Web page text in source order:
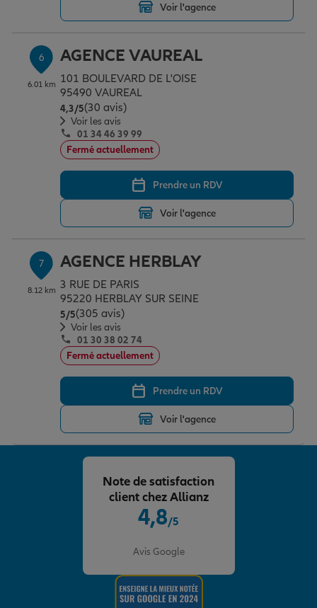
Voir l'agence
6
6.01 km
AGENCE VAUREAL
101 BOULEVARD DE L'OISE
95490 VAUREAL
4,3/5Note de 4.3 sur 5
(30 avis)
Voir les avis
01 34 46 39 99
Fermé actuellement
Prendre un RDV
Voir l'agence
7
8.12 km
AGENCE HERBLAY
3 RUE DE PARIS
95220 HERBLAY SUR SEINE
5/5Note de 5 sur 5
(305 avis)
Voir les avis
01 30 38 02 74
Fermé actuellement
Prendre un RDV
Voir l'agence
4,8/5
Avis Google
Note de satisfaction
client chez Allianz